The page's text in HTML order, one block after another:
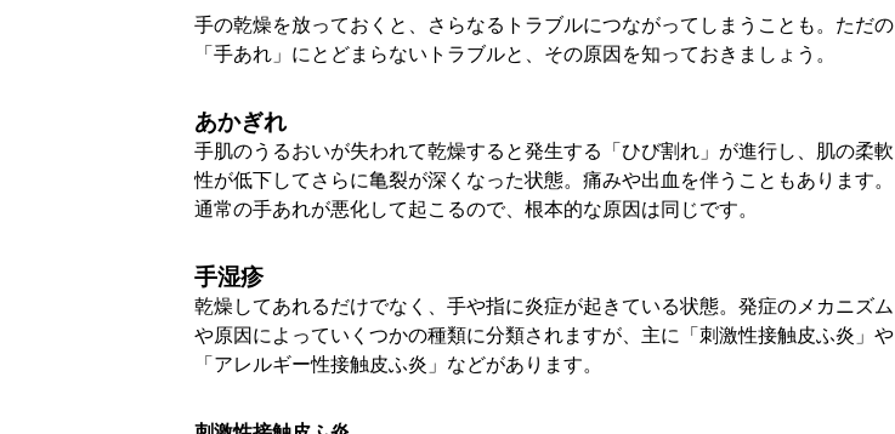
手の乾燥を放っておくと、さらなるトラブルにつながってしまうことも。ただの
「手あれ」にとどまらないトラブルと、その原因を知っておきましょう。
あかぎれ
手肌のうるおいが失われて乾燥すると発生する「ひび割れ」が進行し、肌の柔軟
性が低下してさらに亀裂が深くなった状態。痛みや出血を伴うこともあります。
通常の手あれが悪化して起こるので、根本的な原因は同じです。
手湿疹
乾燥してあれるだけでなく、手や指に炎症が起きている状態。発症のメカニズム
や原因によっていくつかの種類に分類されますが、主に「刺激性接触皮ふ炎」や
「アレルギー性接触皮ふ炎」などがあります。